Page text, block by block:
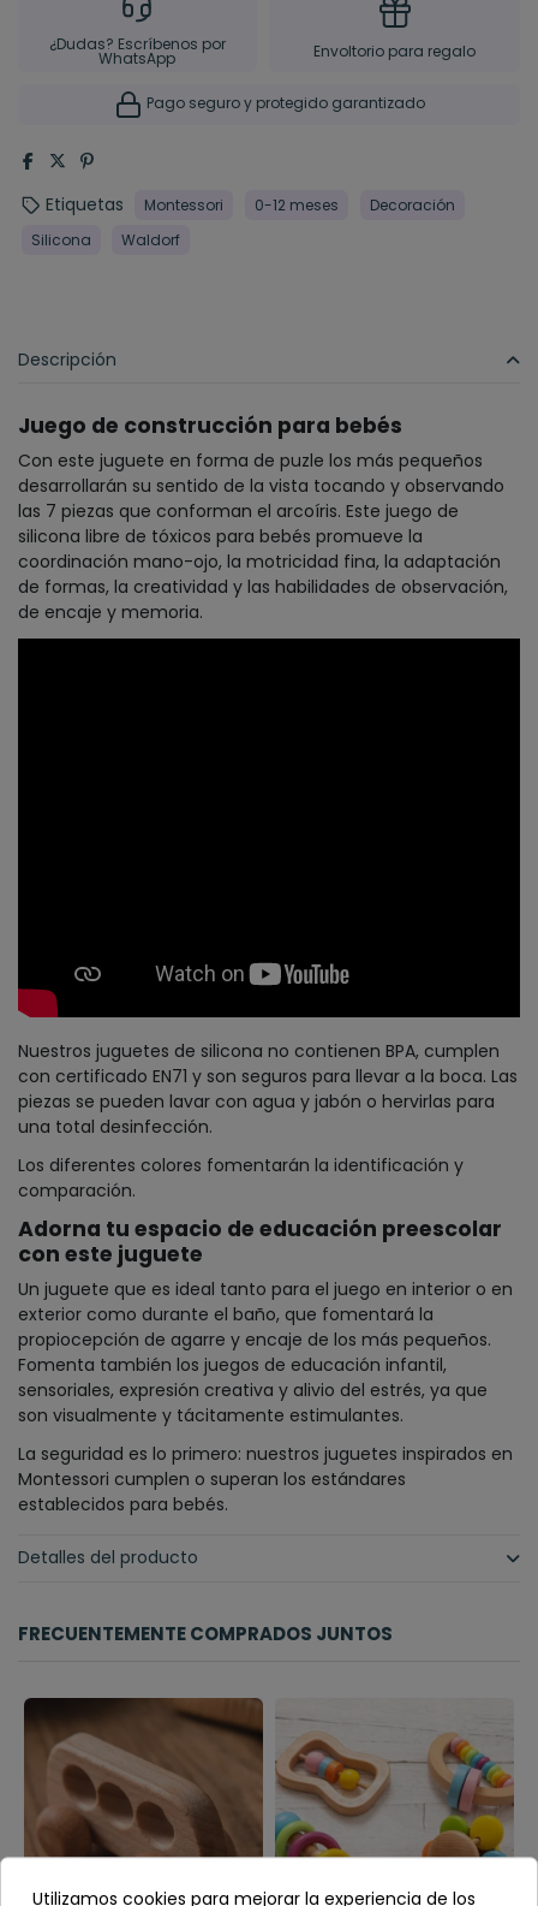
¿Dudas? Escríbenos por
WhatsApp Envoltorio para regalo
Pago seguro y protegido garantizado
Etiquetas Montessori 0-12 meses
Decoración
Silicona
Waldorf
Descripción
Juego de construcción para bebés
Con este juguete en forma de puzle los más pequeños
desarrollarán su sentido de la vista tocando y observando
las 7 piezas que conforman el arcoíris. Este juego de
silicona libre de tóxicos para bebés promueve la
coordinación mano-ojo, la motricidad fina, la adaptación
de formas, la creatividad y las habilidades de observación,
de encaje y memoria.
Nuestros juguetes de silicona no contienen BPA, cumplen
con certificado EN71 y son seguros para llevar a la boca. Las
piezas se pueden lavar con agua y jabón o hervirlas para
una total desinfección.
Los diferentes colores fomentarán la identificación y
comparación.
Adorna tu espacio de educación preescolar
con este juguete
Un juguete que es ideal tanto para el juego en interior o en
exterior como durante el baño, que fomentará la
propiocepción de agarre y encaje de los más pequeños.
Fomenta también los juegos de educación infantil,
sensoriales, expresión creativa y alivio del estrés, ya que
son visualmente y tácitamente estimulantes.
La seguridad es lo primero: nuestros juguetes inspirados en
Montessori cumplen o superan los estándares
establecidos para bebés.
Detalles del producto
FRECUENTEMENTE COMPRADOS JUNTOS
Utilizamos cookies para mejorar la experiencia de los